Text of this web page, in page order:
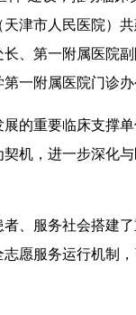
津市人民医院）
、第一附属医院
一附属医院门诊办
重要临床支撑单
机，进一步深化
服务社会搭建了
愿服务运行机制